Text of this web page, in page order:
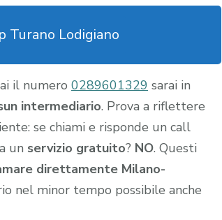
Turano Lodigiano
il numero 0289601329 sarai in
intermediario. Prova a riflettere
se chiami e risponde un call
un servizio gratuito? NO. Questi
direttamente Milano-
nel minor tempo possibile anche